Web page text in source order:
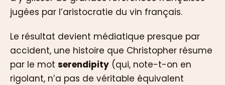
jugées par l’aristocratie du vin français.
Le résultat devient médiatique presque par
accident, une histoire que Christopher résume
par le mot serendipity (qui, note-t-on en
rigolant, n’a pas de véritable équivalent